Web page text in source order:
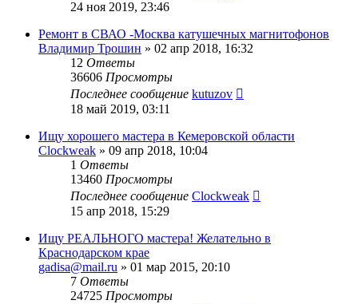
24 ноя 2019, 23:46
Ремонт в СВАО -Москва катушечных магнитофонов
Владимир Трошин » 02 апр 2018, 16:32
12 Ответы
36606 Просмотры
Последнее сообщение kutuzov
18 май 2019, 03:11
Ищу хорошего мастера в Кемеровской области
Clockweak » 09 апр 2018, 10:04
1 Ответы
13460 Просмотры
Последнее сообщение Clockweak
15 апр 2018, 15:29
Ищу РЕАЛЬНОГО мастера! Желательно в
Краснодарском крае
gadisa@mail.ru » 01 мар 2015, 20:10
7 Ответы
24725 Просмотры